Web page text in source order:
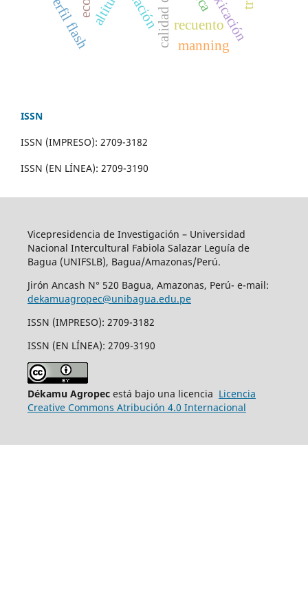
recuento
perfil flash manning
ISSN
ISSN (IMPRESO): 2709-3182
ISSN (EN LÍNEA): 2709-3190
Vicepresidencia de Investigación – Universidad
Nacional Intercultural Fabiola Salazar Leguía de
Bagua (UNIFSLB), Bagua/Amazonas/Perú.
Jirón Ancash N° 520 Bagua, Amazonas, Perú- e-mail:
dekamuagropec@unibagua.edu.pe
ISSN (IMPRESO): 2709-3182
ISSN (EN LÍNEA): 2709-3190
Dékamu Agropecestá bajo una licencia Licencia
Creative Commons Atribución 4.0 Internacional